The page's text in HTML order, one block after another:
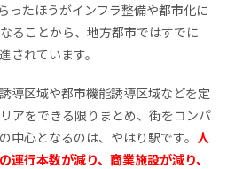
ったほうがインフラ整備や都市化に
ることから、地方都市ではすでに
されています。
導区域や都市機能誘導区域などを定
アをできる限りまとめ、街をコンパ
中心となるのは、やはり駅です。 人
運行本数が減り、商業施設が減り、